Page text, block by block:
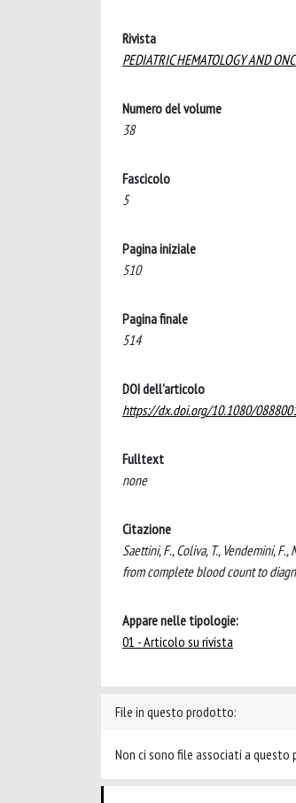
Rivista
PEDIATRIC HEMATOLOGY AND
Numero del volume
38
Fascicolo
5
Pagina iniziale
510
Pagina finale
514
DOI dell'articolo
https://dx.doi.org/10.1080/
Fulltext
none
Citazione
Saettini, F., Coliva, T., Vendemini,
from complete blood count to
Appare nelle tipologie:
01 - Articolo su rivista
File in questo prodotto:
Non ci sono file associati a